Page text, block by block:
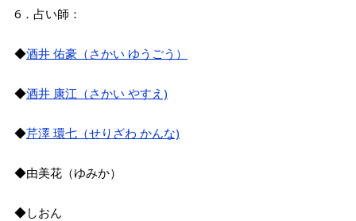
6．占い師：
◆酒井 佑豪（さかい ゆうごう）
◆酒井 康江（さかい やすえ)
◆芹澤 環七（せりざわ かんな)
◆由美花（ゆみか）
◆しおん